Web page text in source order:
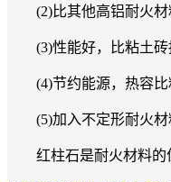
(2)比其他高铝耐火材
(3)性能好，比粘土砖
(4)节约能源，热容比
(5)加入不定形耐火材
红柱石是耐火材料的优